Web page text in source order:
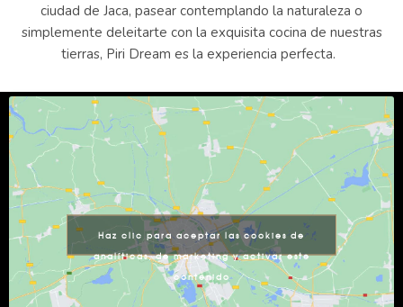
ciudad de Jaca, pasear contemplando la naturaleza o
simplemente deleitarte con la exquisita cocina de nuestras
tierras, Piri Dream es la experiencia perfecta.
Haz clic para aceptar las cookies de
analíticas, de marketing y activar este
contenido